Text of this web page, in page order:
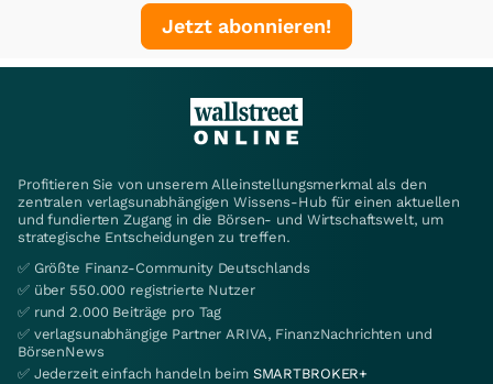
Jetzt abonnieren!
Profitieren Sie von unserem Alleinstellungsmerkmal als den
zentralen verlagsunabhängigen Wissens-Hub für einen aktuellen
und fundierten Zugang in die Börsen- und Wirtschaftswelt, um
strategische Entscheidungen zu treffen.
✅ Größte Finanz-Community Deutschlands
✅ über 550.000 registrierte Nutzer
✅ rund 2.000 Beiträge pro Tag
✅ verlagsunabhängige Partner ARIVA, FinanzNachrichten und
BörsenNews
✅ Jederzeit einfach handeln beim SMARTBROKER+